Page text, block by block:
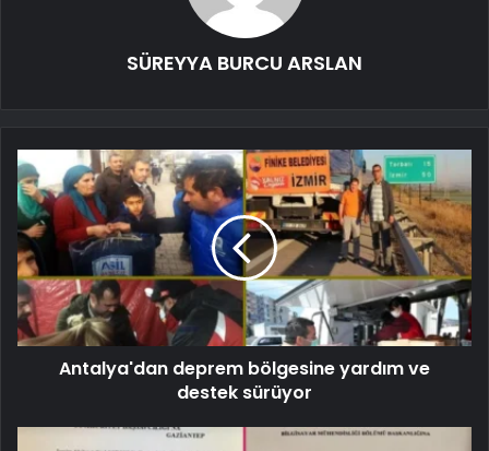
SÜREYYA BURCU ARSLAN
Antalya'dan deprem bölgesine yardım ve
destek sürüyor